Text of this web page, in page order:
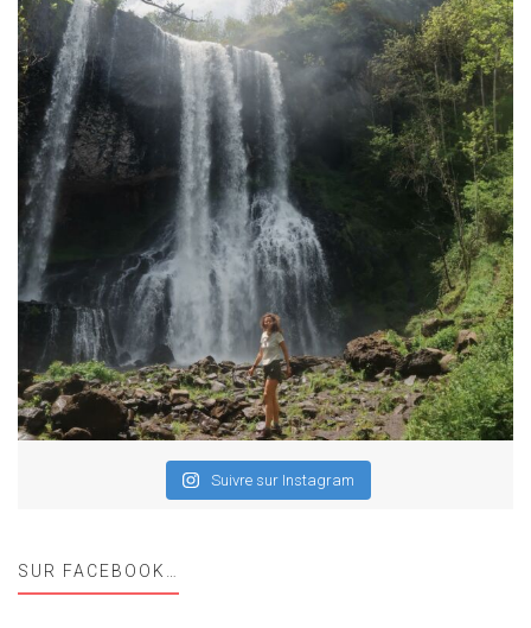
Suivre sur Instagram
SUR FACEBOOK…